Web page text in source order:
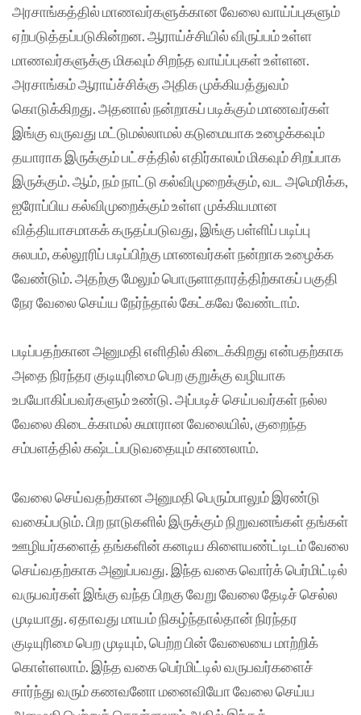
அரசாங்கத்தில் மாணவர்களுக்கான வேலை வாய்ப்புகளும்
ஏற்படுத்தப்படுகின்றன. ஆராய்ச்சியில் விருப்பம் உள்ள
மாணவர்களுக்கு மிகவும் சிறந்த வாய்ப்புகள் உள்ளன.
அரசாங்கம் ஆராய்ச்சிக்கு அதிக முக்கியத்துவம்
கொடுக்கிறது. அதனால் நன்றாகப் படிக்கும் மாணவர்கள்
இங்கு வருவது மட்டுமல்லாமல் கடுமையாக உழைக்கவும்
தயாராக இருக்கும் பட்சத்தில் எதிர்காலம் மிகவும் சிறப்பாக
இருக்கும். ஆம், நம் நாட்டு கல்விமுறைக்கும், வட அமெரிக்க,
ஐரோப்பிய கல்விமுறைக்கும் உள்ள முக்கியமான
வித்தியாசமாகக் கருதப்படுவது, இங்கு பள்ளிப் படிப்பு
சுலபம், கல்லூரிப் படிப்பிற்கு மாணவர்கள் நன்றாக உழைக்க
வேண்டும். அதற்கு மேலும் பொருளாதாரத்திற்காகப் பகுதி
நேர வேலை செய்ய நேர்ந்தால் கேட்கவே வேண்டாம்.
படிப்பதற்கான அனுமதி எளிதில் கிடைக்கிறது என்பதற்காக
அதை நிரந்தர குடியுரிமை பெற குறுக்கு வழியாக
உபயோகிப்பவர்களும் உண்டு. அப்படிச் செய்பவர்கள் நல்ல
வேலை கிடைக்காமல் சுமாரான வேலையில், குறைந்த
சம்பளத்தில் கஷ்டப்படுவதையும் காணலாம்.
வேலை செய்வதற்கான அனுமதி பெரும்பாலும் இரண்டு
வகைப்படும். பிற நாடுகளில் இருக்கும் நிறுவனங்கள் தங்கள்
ஊழியர்களைத் தங்களின் கனடிய கிளையண்ட்டிடம் வேலை
செய்வதற்காக அனுப்பவது. இந்த வகை வொர்க் பெர்மிட்டில்
வருபவர்கள் இங்கு வந்த பிறகு வேறு வேலை தேடிச் செல்ல
முடியாது. ஏதாவது மாயம் நிகழ்ந்தால்தான் நிரந்தர
குடியுரிமை பெற முடியும், பெற்ற பின் வேலையை மாற்றிக்
கொள்ளலாம். இந்த வகை பெர்மிட்டில் வருபவர்களைச்
சார்ந்து வரும் கணவனோ மனைவியோ வேலை செய்ய